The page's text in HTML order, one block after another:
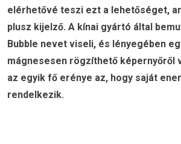
elérhetővé teszi ezt a lehetőséget,
plusz kijelző. A kínai gyártó által
Bubble nevet viseli, és lényegében
mágnesesen rögzíthető képernyőről
az egyik fő erénye az, hogy saját
rendelkezik.